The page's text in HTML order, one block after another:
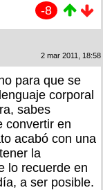
-8
2 mar 2011, 18:58
para que se
corporal
sabes
convertir en
acabó con una
la
lo recuerde en
a ser posible.